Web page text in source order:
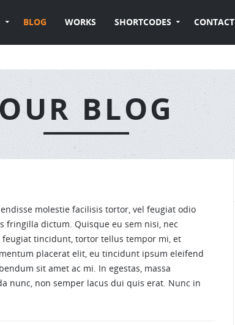
BLOG WORKS SHORTCODES CONTACT
OUR BLOG
molestie facilisis tortor, vel feugiat odio
fringilla dictum. Quisque eu sem nisi, nec
tincidunt, tortor tellus tempor mi, et
placerat elit, eu tincidunt ipsum eleifend
sit amet ac mi. In egestas, massa
nunc, non semper lacus dui quis erat. Nunc in